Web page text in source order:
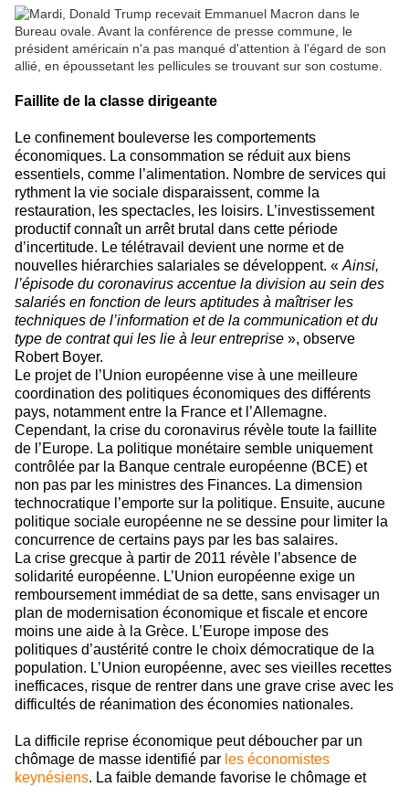
Faillite de la classe dirigeante
Le confinement bouleverse les comportements
économiques. La consommation se réduit aux biens
essentiels, comme l’alimentation. Nombre de services qui
rythment la vie sociale disparaissent, comme la
restauration, les spectacles, les loisirs. L’investissement
productif connaît un arrêt brutal dans cette période
d’incertitude. Le télétravail devient une norme et de
nouvelles hiérarchies salariales se développent. « Ainsi,
l’épisode du coronavirus accentue la division au sein des
salariés en fonction de leurs aptitudes à maîtriser les
techniques de l’information et de la communication et du
type de contrat qui les lie à leur entreprise », observe
Robert Boyer.
Le projet de l’Union européenne vise à une meilleure
coordination des politiques économiques des différents
pays, notamment entre la France et l’Allemagne.
Cependant, la crise du coronavirus révèle toute la faillite
de l’Europe. La politique monétaire semble uniquement
contrôlée par la Banque centrale européenne (BCE) et
non pas par les ministres des Finances. La dimension
technocratique l’emporte sur la politique. Ensuite, aucune
politique sociale européenne ne se dessine pour limiter la
concurrence de certains pays par les bas salaires.
La crise grecque à partir de 2011 révèle l’absence de
solidarité européenne. L’Union européenne exige un
remboursement immédiat de sa dette, sans envisager un
plan de modernisation économique et fiscale et encore
moins une aide à la Grèce. L’Europe impose des
politiques d’austérité contre le choix démocratique de la
population. L’Union européenne, avec ses vieilles recettes
inefficaces, risque de rentrer dans une grave crise avec les
difficultés de réanimation des économies nationales.
La difficile reprise économique peut déboucher par un
chômage de masse identifié par les économistes
keynésiens. La faible demande favorise le chômage et